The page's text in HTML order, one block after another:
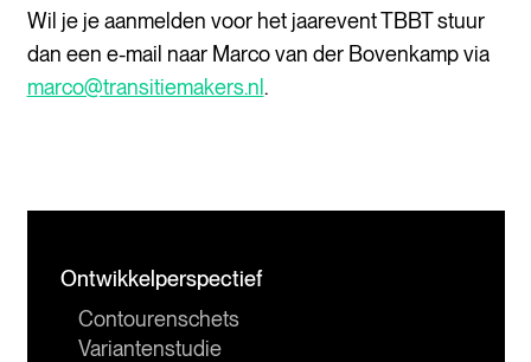
Wil je je aanmelden voor het jaarevent TBBT stuur
dan een e-mail naar Marco van der Bovenkamp via
marco@transitiemakers.nl .
Ontwikkelperspectief
Contourenschets
Variantenstudie